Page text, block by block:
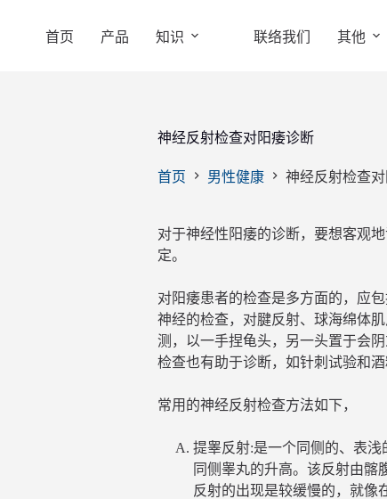
首页 产品 知识 联络我们 其他
神经反射检查对阳痿诊断
首页 男性健康 神经反射检查
对于神经性阳痿的诊断，要想客观
定。
对阳痿患者的检查是多方面的，应
神经的检查，对腱反射、球海绵体
测，以一手捏龟头，另一头置于会
检查也有助于诊断，如针刺试验和
常用的神经反射检查方法如下，
提睾反射:是一个同侧的、表
同侧睾丸的升高。该反射由髂
反射的出现是较缓慢的，就像